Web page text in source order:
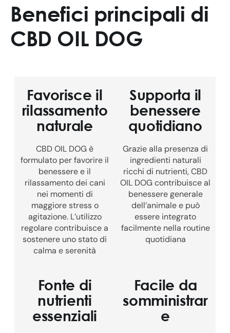
Benefici principali di
CBD OIL DOG
Favorisce il
rilassamento
naturale
CBD OIL DOG è
formulato per favorire il
benessere e il
rilassamento dei cani
nei momenti di
maggiore stress o
agitazione. L’utilizzo
regolare contribuisce a
sostenere uno stato di
calma e serenità
Supporta il
benessere
quotidiano
Grazie alla presenza di
ingredienti naturali
ricchi di nutrienti, CBD
OIL DOG contribuisce al
benessere generale
dell’animale e può
essere integrato
facilmente nella routine
quotidiana
Fonte di
nutrienti
essenziali
Facile da
somministrar
e